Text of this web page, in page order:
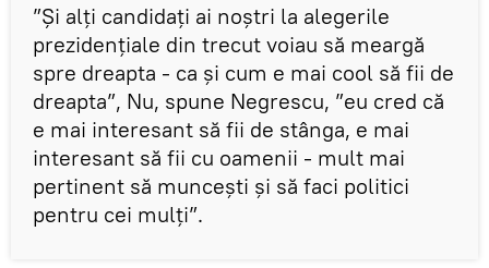
”Şi alţi candidaţi ai noştri la alegerile
prezidenţiale din trecut voiau să meargă
spre dreapta - ca şi cum e mai cool să fii de
dreapta”, Nu, spune Negrescu, ”eu cred că
e mai interesant să fii de stânga, e mai
interesant să fii cu oamenii - mult mai
pertinent să munceşti şi să faci politici
pentru cei mulţi”.